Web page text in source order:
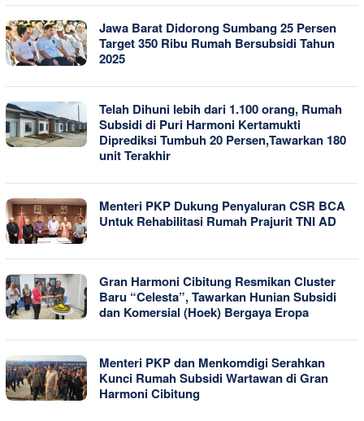
Jawa Barat Didorong Sumbang 25 Persen
Target 350 Ribu Rumah Bersubsidi Tahun
2025
Telah Dihuni lebih dari 1.100 orang, Rumah
Subsidi di Puri Harmoni Kertamukti
Diprediksi Tumbuh 20 Persen,Tawarkan 180
unit Terakhir
Menteri PKP Dukung Penyaluran CSR BCA
Untuk Rehabilitasi Rumah Prajurit TNI AD
Gran Harmoni Cibitung Resmikan Cluster
Baru “Celesta”, Tawarkan Hunian Subsidi
dan Komersial (Hoek) Bergaya Eropa
Menteri PKP dan Menkomdigi Serahkan
Kunci Rumah Subsidi Wartawan di Gran
Harmoni Cibitung